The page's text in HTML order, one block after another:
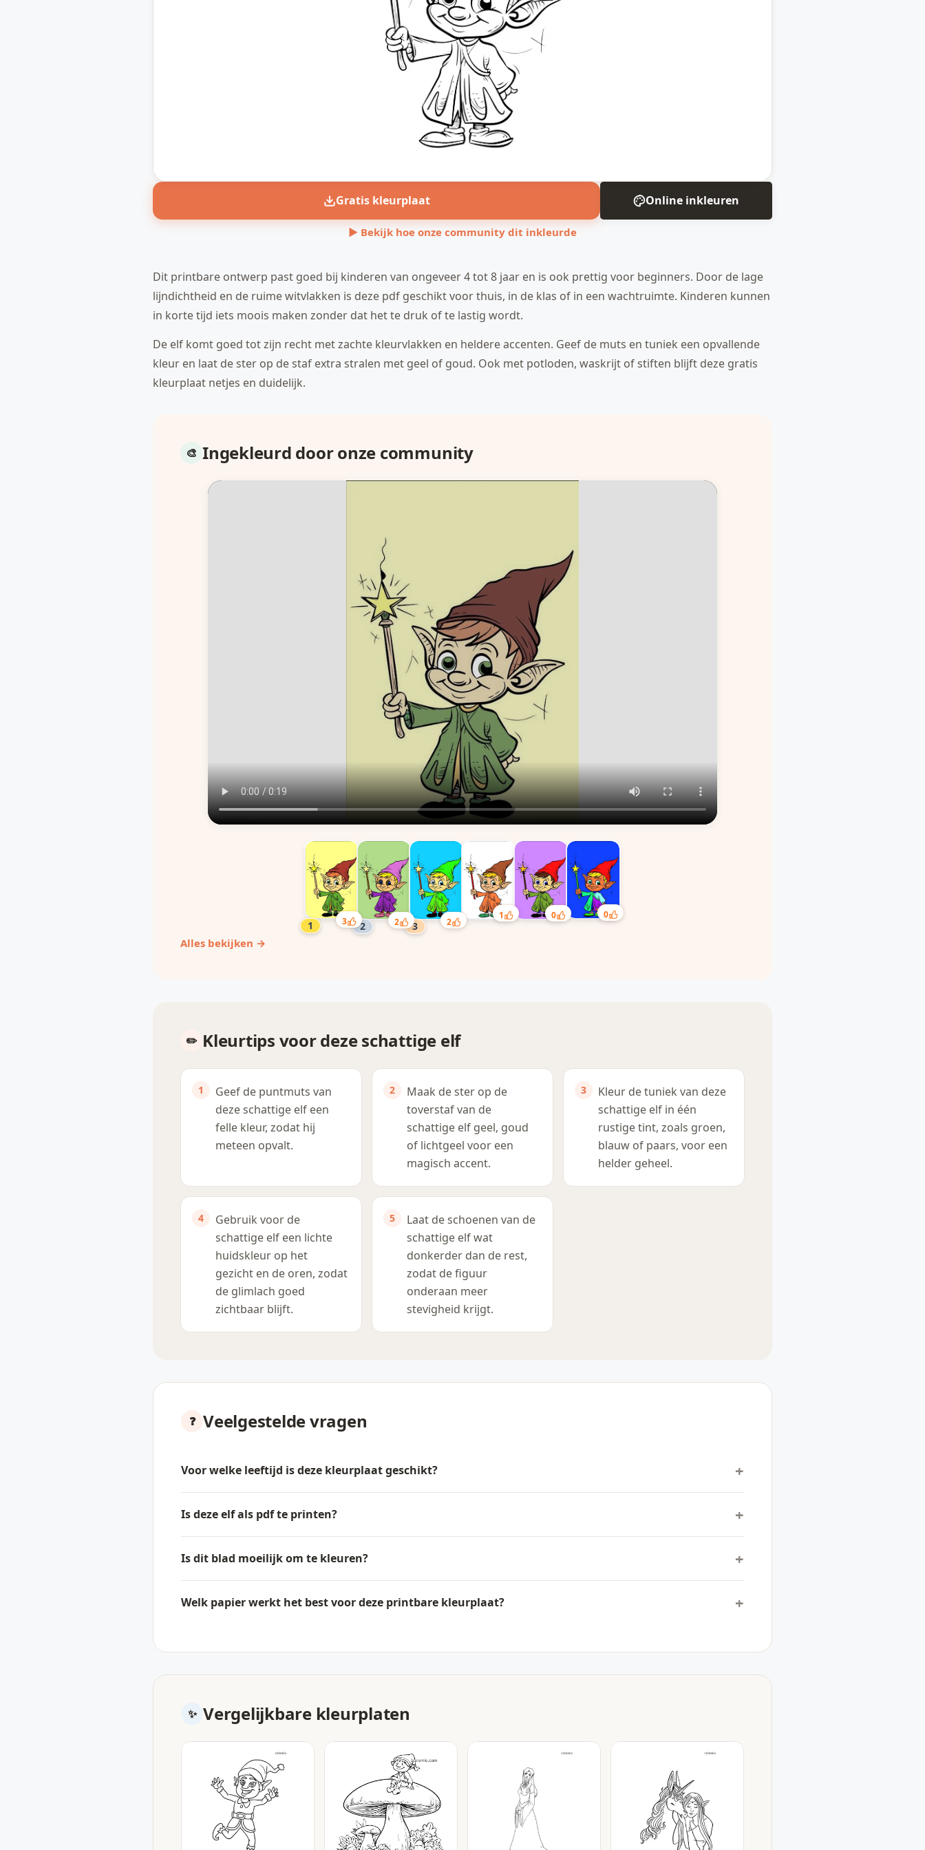
Gratis kleurplaat Online inkleuren
▶ Bekijk hoe onze community dit inkleurde
Dit printbare ontwerp past goed bij kinderen van ongeveer 4 tot 8 jaar en is ook prettig voor beginners. Door de lage
lijndichtheid en de ruime witvlakken is deze pdf geschikt voor thuis, in de klas of in een wachtruimte. Kinderen kunnen
in korte tijd iets moois maken zonder dat het te druk of te lastig wordt.
De elf komt goed tot zijn recht met zachte kleurvlakken en heldere accenten. Geef de muts en tuniek een opvallende
kleur en laat de ster op de staf extra stralen met geel of goud. Ook met potloden, waskrijt of stiften blijft deze gratis
kleurplaat netjes en duidelijk.
Ingekleurd door onze community
3 2 2
1 0 0
Alles bekijken →
Kleurtips voor deze schattige elf
Geef de puntmuts van
deze schattige elf een
felle kleur, zodat hij
meteen opvalt.
Maak de ster op de
toverstaf van de
schattige elf geel, goud
of lichtgeel voor een
magisch accent.
Kleur de tuniek van deze
schattige elf in één
rustige tint, zoals groen,
blauw of paars, voor een
helder geheel.
Gebruik voor de
schattige elf een lichte
huidskleur op het
gezicht en de oren, zodat
de glimlach goed
zichtbaar blijft.
Laat de schoenen van de
schattige elf wat
donkerder dan de rest,
zodat de figuur
onderaan meer
stevigheid krijgt.
Veelgestelde vragen
Voor welke leeftijd is deze kleurplaat geschikt?
Is deze elf als pdf te printen?
Is dit blad moeilijk om te kleuren?
Welk papier werkt het best voor deze printbare kleurplaat?
Vergelijkbare kleurplaten